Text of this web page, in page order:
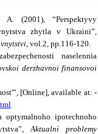
(2001), “Perspektyvy
zhytla v Ukraini”,
, vol.2, pp.116-120.
naselennia
derzhavnoi finansovoi
[Online], available at: -
optymalnoho ipotechnoho
Aktualni problemy